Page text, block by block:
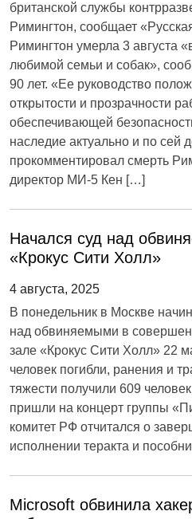
британской службы
Римингтон, сообщает
Римингтон умерла 3 августа
любимой семьи и собак»,
90 лет. «Ее руководство
открытости и прозрачности
обеспечивающей
наследие актуально и по сей
прокомментировал смерть
директор МИ-5 Кен […]
Начался суд над
«Крокус Сити Холл»
4 августа, 2025
В понедельник в Москве
над обвиняемыми в
зале «Крокус Сити Холл» 22
человек погибли, ранения и
тяжести получили 609
пришли на концерт группы
комитет РФ отчитался о
исполнении теракта и
Microsoft обвинила